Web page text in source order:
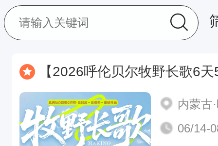
【2026呼伦贝尔牧野长歌6天5晚】追寻千年游牧史
内蒙古
06/14-